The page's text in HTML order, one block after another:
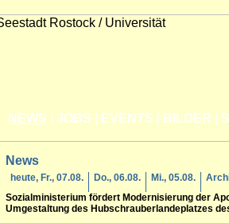
NEWS JOBS EVENTS BILDER
News
heute, Fr., 07.08. Do., 06.08. Mi., 05.08.
Sozialministerium fördert Modernisierung der
Umgestaltung des Hubschrauberlandeplatzes